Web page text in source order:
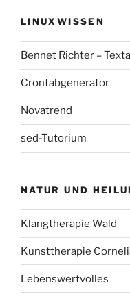
LINUXWISSEN
Bennet Richter –
Crontabgenerator
Novatrend
sed-Tutorium
NATUR UND
Klangtherapie Wald
Kunsttherapie
Lebenswertvolles